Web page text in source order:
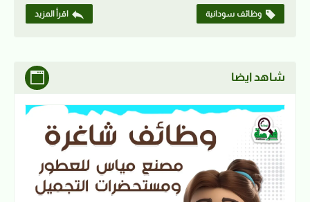
وظائف سودانية اقرأ المزيد
شاهد ايضا